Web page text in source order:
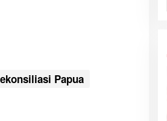
Papua